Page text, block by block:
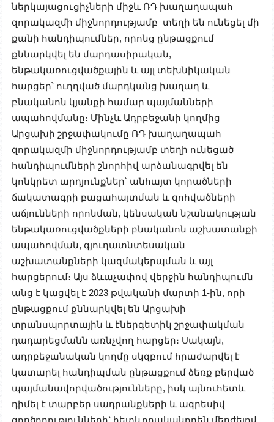
ներկայացուցիչների միջև ՌԴ խաղաղապահ
զորակազմի միջնորդությամբ տեղի են ունեցել մի
քանի հանդիպումներ, որոնց ընթացքում
քննարկվել են մարդասիրական,
ենթակառուցվածքային և այլ տեխնիկական
հարցեր՝ ուղղված մարդկանց խաղաղ և
բնականոն կյանքի համար պայմանների
ապահովմանը։ Մինչև Ադրբեջանի կողմից
Արցախի շրջափակումը ՌԴ խաղաղապահ
զորակազմի միջնորդությամբ տեղի ունեցած
հանդիպումների շնորհիվ արձանագրվել են
կոնկրետ արդյունքներ՝ անհայտ կորածների
ճակատագրի բացահայտման և զոհվածների
աճյունների որոնման, կենսական նշանակության
ենթակառուցվածքների բնականոն աշխատանքի
ապահովման, գյուղատնտեսական
աշխատանքների կազմակերպման և այլ
հարցերում։ Այս ձևաչափով վերջին հանդիպումն
անց է կացվել է 2023 թվականի մարտի 1-ին, որի
ընթացքում քննարկվել են Արցախի
տրանսպորտային և էներգետիկ շրջափակման
դադարեցմանն առնչվող հարցեր։ Սակայն,
ադրբեջանական կողմը սկզբում հրաժարվել է
կատարել հանդիպման ընթացքում ձեռք բերված
պայմանավորվածությունները, իսկ այնուհետև
դիմել է տարբեր սադրանքների և ագրեսիվ
գործողությունների՝ հետևողականորեն մերժելով